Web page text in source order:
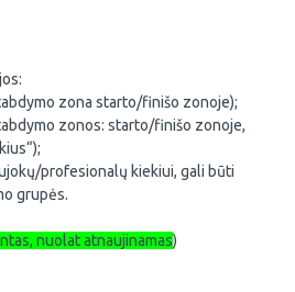
zona starto/finišo zonoje);
zonos: starto/finišo zonoje,
profesionalų kiekiui, gali būti
grupės.
nuolat atnaujinamas)